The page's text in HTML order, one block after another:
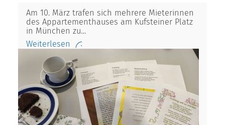
Am 10. März trafen sich mehrere Mieterinnen
des Appartementhauses am Kufsteiner Platz
in München zu…
Weiterlesen